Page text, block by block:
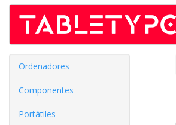
Ordenadores
Componentes
Portátiles